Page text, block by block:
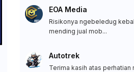
EOA Media
Risikonya ngebeledug
mending jual mob...
Autotrek
Terima kasih atas perhatian